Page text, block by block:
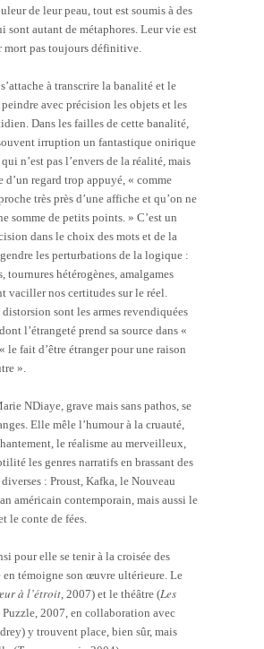
de leur peau, tout est soumis à des
sont autant de métaphores. Leur vie est
mort pas toujours définitive.
à transcrire la banalité et le
avec précision les objets et les
Dans les failles de cette banalité,
irruption un fantastique onirique
n’est pas l’envers de la réalité, mais
d’un regard trop appuyé, « comme
très près d’une affiche et qu’on ne
somme de petits points. » C’est un
dans le choix des mots et de la
les perturbations de la logique :
tournures hétérogènes, amalgames
vaciller nos certitudes sur le réel.
sont les armes revendiquées
l’étrangeté prend sa source dans «
le fait d’être étranger pour une raison
».
NDiaye, grave mais sans pathos, se
Elle mêle l’humour à la cruauté,
le réalisme au merveilleux,
les genres narratifs en brassant des
: Proust, Kafka, le Nouveau
américain contemporain, mais aussi le
le conte de fées.
pour elle se tenir à la croisée des
en témoigne son œuvre ultérieure. Le
à l’étroit, 2007) et le théâtre (Les
Puzzle, 2007, en collaboration avec
y trouvent place, bien sûr, mais